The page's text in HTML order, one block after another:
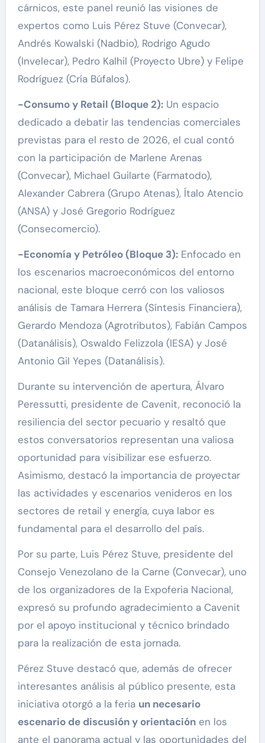
cárnicos, este panel reunió las visiones de
expertos como Luis Pérez Stuve (Convecar),
Andrés Kowalski (Nadbio), Rodrigo Agudo
(Invelecar), Pedro Kalhil (Proyecto Ubre) y Felipe
Rodríguez (Cría Búfalos).
-Consumo y Retail (Bloque 2):Un espacio
dedicado a debatir las tendencias comerciales
previstas para el resto de 2026, el cual contó
con la participación de Marlene Arenas
(Convecar), Michael Guilarte (Farmatodo),
Alexander Cabrera (Grupo Atenas), Ítalo Atencio
(ANSA) y José Gregorio Rodríguez
(Consecomercio).
-Economía y Petróleo (Bloque 3):Enfocado en
los escenarios macroeconómicos del entorno
nacional, este bloque cerró con los valiosos
análisis de Tamara Herrera (Síntesis Financiera),
Gerardo Mendoza (Agrotributos), Fabián Campos
(Datanálisis), Oswaldo Felizzola (IESA) y José
Antonio Gil Yepes (Datanálisis).
Durante su intervención de apertura, Álvaro
Peressutti, presidente de Cavenit, reconoció la
resiliencia del sector pecuario y resaltó que
estos conversatorios representan una valiosa
oportunidad para visibilizar ese esfuerzo.
Asimismo, destacó la importancia de proyectar
las actividades y escenarios venideros en los
sectores de retail y energía, cuya labor es
fundamental para el desarrollo del país.
Por su parte, Luis Pérez Stuve, presidente del
Consejo Venezolano de la Carne (Convecar), uno
de los organizadores de la Expoferia Nacional,
expresó su profundo agradecimiento a Cavenit
por el apoyo institucional y técnico brindado
para la realización de esta jornada.
Pérez Stuve destacó que, además de ofrecer
interesantes análisis al público presente, esta
iniciativa otorgó a la feria un necesario
escenario de discusión y orientaciónen los
ante el panorama actual y las oportunidades del